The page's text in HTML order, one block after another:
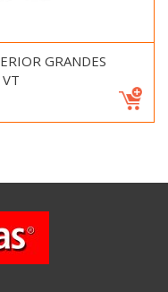
GRANDES